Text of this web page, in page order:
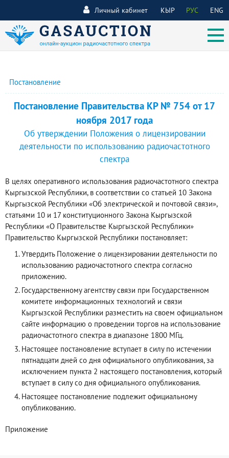
КЫР РУС ENG
Личный кабинет
Постановление
Постановление Правительства КР № 754 от 17
ноября 2017 года
Об утверждении Положения о лицензировании
деятельности по использованию радиочастотного
спектра
В целях оперативного использования радиочастотного спектра
Кыргызской Республики, в соответствии со статьей 10 Закона
Кыргызской Республики «Об электрической и почтовой связи»,
статьями 10 и 17 конституционного Закона Кыргызской
Республики «О Правительстве Кыргызской Республики»
Правительство Кыргызской Республики постановляет:
Утвердить Положение о лицензировании деятельности по
использованию радиочастотного спектра согласно
приложению.
Государственному агентству связи при Государственном
комитете информационных технологий и связи
Кыргызской Республики разместить на своем официальном
сайте информацию о проведении торгов на использование
радиочастотного спектра в диапазоне 1800 МГц.
Настоящее постановление вступает в силу по истечении
пятнадцати дней со дня официального опубликования, за
исключением пункта 2 настоящего постановления, который
вступает в силу со дня официального опубликования.
Настоящее постановление подлежит официальному
опубликованию.
Приложение